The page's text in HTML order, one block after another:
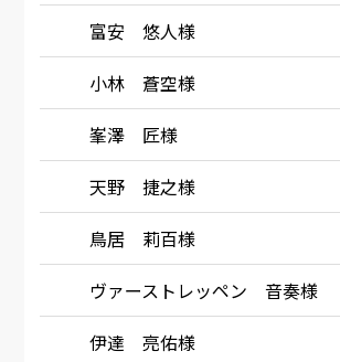
富安 悠人様
小林 蒼空様
峯澤 匠様
天野 捷之様
鳥居 莉百様
ヴァーストレッペン 音奏様
伊達 亮佑様